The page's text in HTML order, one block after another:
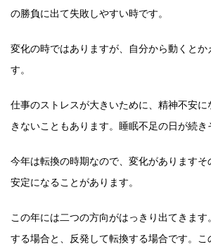
の勝負に出て失敗しやすい時です。
変化の時ではありますが、自分から動くとか
す。
仕事のストレスが大きいために、精神不安
きないこともあります。睡眠不足の日が続き
今年は転換の時期なので、変化がありますそ
安定になることがあります。
この年には二つの方向がはっきり出てきま
する場合と、反発して転換する場合です。